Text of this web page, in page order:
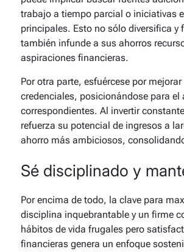
trabajo a tiempo parcial o iniciativas
principales. Esto no sólo diversifica
también infunde a sus ahorros
aspiraciones financieras.
Por otra parte, esfuércese por
credenciales, posicionándose para
correspondientes. Al invertir
refuerza su potencial de ingresos a
ahorro más ambiciosos,
Sé disciplinado y
Por encima de todo, la clave para
disciplina inquebrantable y un firme
hábitos de vida frugales pero
financieras genera un enfoque